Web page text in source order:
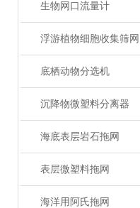
生物网口流量计
浮游植物细胞收集筛网
底栖动物分选机
沉降物微塑料分离器
海底表层岩石拖网
表层微塑料拖网
海洋用阿氏拖网